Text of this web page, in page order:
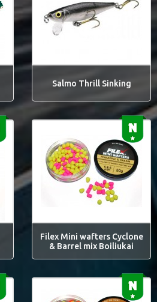
Salmo Thrill Sinking
Filex Mini wafters Cyclone
& Barrel mix Boiliukai